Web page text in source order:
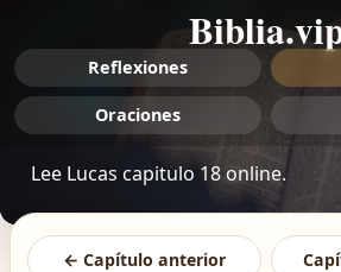
Reflexiones
Oraciones
Lee Lucas capitulo 18 online.
← Capítulo anterior